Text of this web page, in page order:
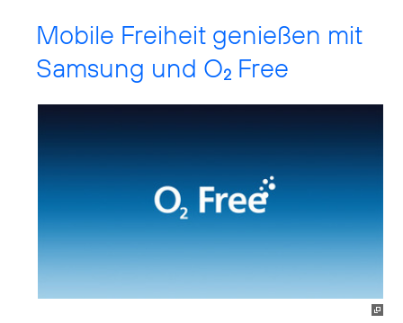
Mobile Freiheit genießen mit
Samsung und O2 Free